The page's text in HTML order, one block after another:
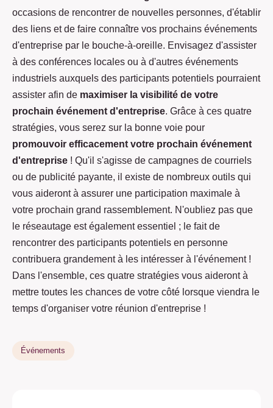
occasions de rencontrer de nouvelles personnes, d'établir
des liens et de faire connaître vos prochains événements
d'entreprise par le bouche-à-oreille. Envisagez d'assister
à des conférences locales ou à d'autres événements
industriels auxquels des participants potentiels pourraient
assister afin de maximiser la visibilité de votre
prochain événement d'entreprise. Grâce à ces quatre
stratégies, vous serez sur la bonne voie pour
promouvoir efficacement votre prochain événement
d'entreprise ! Qu'il s'agisse de campagnes de courriels
ou de publicité payante, il existe de nombreux outils qui
vous aideront à assurer une participation maximale à
votre prochain grand rassemblement. N'oubliez pas que
le réseautage est également essentiel ; le fait de
rencontrer des participants potentiels en personne
contribuera grandement à les intéresser à l'événement !
Dans l'ensemble, ces quatre stratégies vous aideront à
mettre toutes les chances de votre côté lorsque viendra le
temps d'organiser votre réunion d'entreprise !
Événements